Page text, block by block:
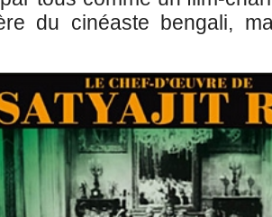
du cinéaste bengali,